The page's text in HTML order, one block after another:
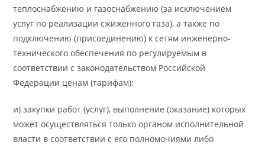
теплоснабжению и газоснабжению (за исключением
услуг по реализации сжиженного газа), а также по
подключению (присоединению) к сетям инженерно-
технического обеспечения по регулируемым в
соответствии с законодательством Российской
Федерации ценам (тарифам);
и) закупки работ (услуг), выполнение (оказание) которых
может осуществляться только органом исполнительной
власти в соответствии с его полномочиями либо